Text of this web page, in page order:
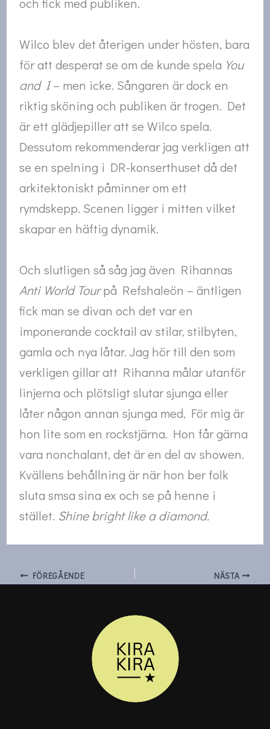
Wilco blev det återigen under hösten, bara
för att desperat se om de kunde spela You
and I– men icke. Sångaren är dock en
riktig sköning och publiken är trogen. Det
är ett glädjepiller att se Wilco spela.
Dessutom rekommenderar jag verkligen att
se en spelning i DR-konserthuset då det
arkitektoniskt påminner om ett
rymdskepp. Scenen ligger i mitten vilket
skapar en häftig dynamik.
Och slutligen så såg jag även Rihannas
Anti World Tourpå Refshaleön – äntligen
fick man se divan och det var en
imponerande cocktail av stilar, stilbyten,
gamla och nya låtar. Jag hör till den som
verkligen gillar att Rihanna målar utanför
linjerna och plötsligt slutar sjunga eller
låter någon annan sjunga med, För mig är
hon lite som en rockstjärna. Hon får gärna
vara nonchalant, det är en del av showen.
Kvällens behållning är när hon ber folk
sluta smsa sina ex och se på henne i
stället. Shine bright like a diamond.
FÖREGÅENDE NÄSTA